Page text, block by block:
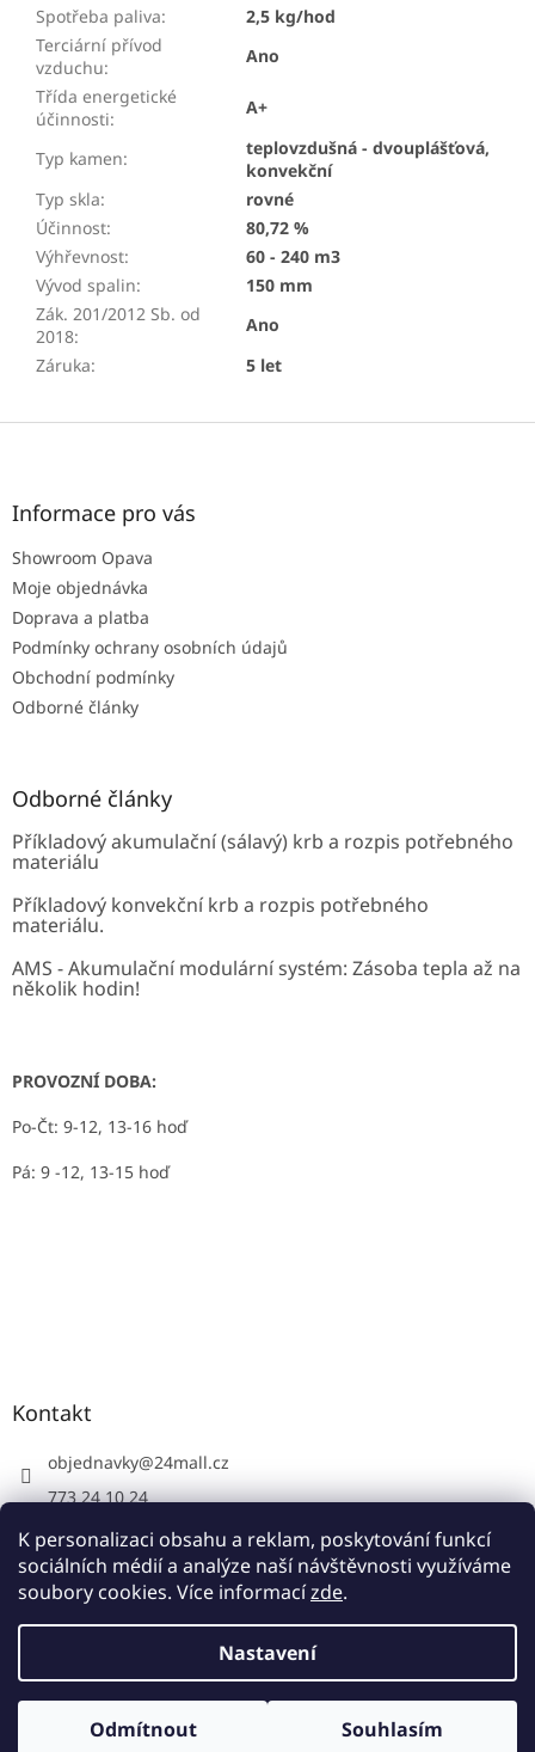
K personalizaci obsahu a reklam, poskytování funkcí
sociálních médií a analýze naší návštěvnosti využíváme
soubory cookies. Více informacízde.
Nastavení
Odmítnout Souhlasím
Spotřeba paliva:
2,5 kg/hod
Terciární přívod
vzduchu:
Ano
Třída energetické
účinnosti:
A+
Typ kamen:
teplovzdušná - dvouplášťová,
konvekční
Typ skla:
rovné
Účinnost:
80,72 %
Výhřevnost:
60 - 240 m3
Vývod spalin:
150 mm
Zák. 201/2012 Sb. od
2018:
Ano
Záruka: 5 let
Z
Informace pro vás
Showroom Opava
Moje objednávka
Doprava a platba
Podmínky ochrany osobních údajů
Obchodní podmínky
Odborné články
Odborné články
Příkladový akumulační (sálavý) krb a rozpis potřebného
materiálu
Příkladový konvekční krb a rozpis potřebného
materiálu.
AMS - Akumulační modulární systém: Zásoba tepla až na
několik hodin!
PROVOZNÍ DOBA:
Po-Čt: 9-12, 13-16 hoď
Pá: 9 -12, 13-15 hoď
Kontakt
objednavky@24mall.cz
773 24 10 24
https://www.facebook.com/24krby
Copyright 202624krby.cz. Všechna práva vyhrazena.Upravit